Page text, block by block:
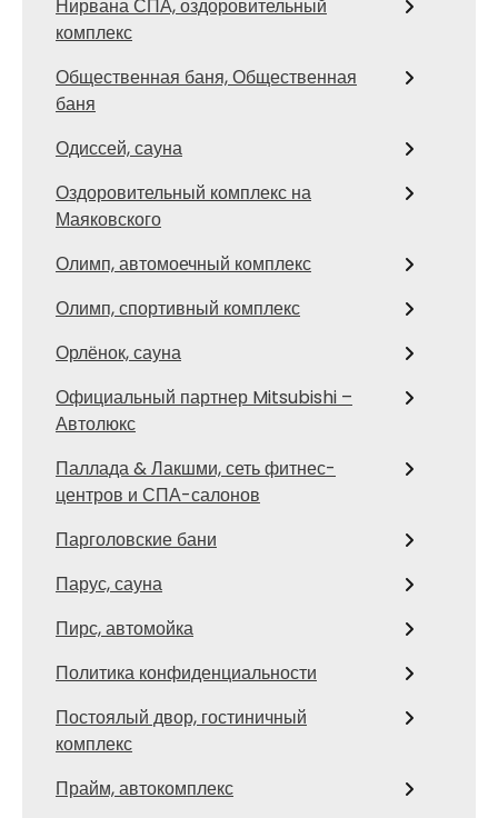
Нирвана СПА, оздоровительный
комплекс
Общественная баня, Общественная
баня
Одиссей, сауна
Оздоровительный комплекс на
Маяковского
Олимп, автомоечный комплекс
Олимп, спортивный комплекс
Орлёнок, сауна
Официальный партнер Mitsubishi –
Автолюкс
Паллада & Лакшми, сеть фитнес-
центров и СПА-салонов
Парголовские бани
Парус, сауна
Пирс, автомойка
Политика конфиденциальности
Постоялый двор, гостиничный
комплекс
Прайм, автокомплекс